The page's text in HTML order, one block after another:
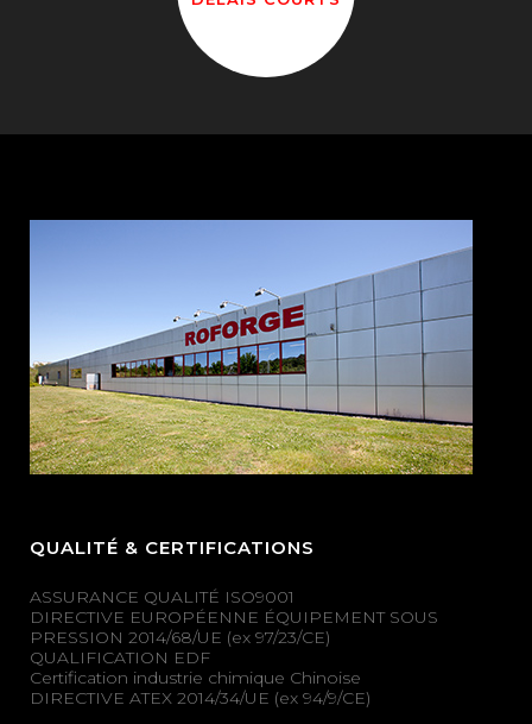
QUALITÉ & CERTIFICATIONS
ASSURANCE QUALITÉ ISO9001
DIRECTIVE EUROPÉENNE ÉQUIPEMENT SOUS
PRESSION 2014/68/UE (ex 97/23/CE)
QUALIFICATION EDF
Certification industrie chimique Chinoise
DIRECTIVE ATEX 2014/34/UE (ex 94/9/CE)